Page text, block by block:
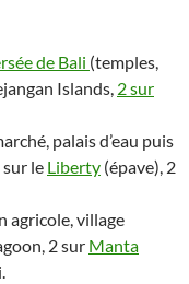
de Bali (temples,
Islands, 2 sur
palais d’eau puis
le Liberty (épave), 2
agricole, village
2 sur Manta